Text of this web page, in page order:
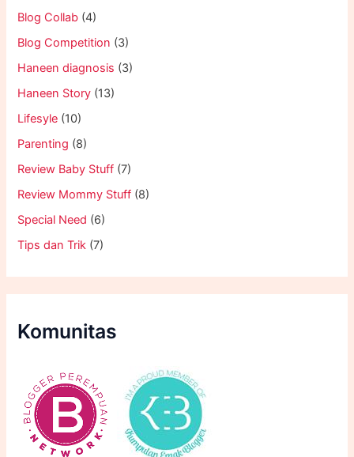
Blog Collab (4)
Blog Competition (3)
Haneen diagnosis (3)
Haneen Story (13)
Lifesyle (10)
Parenting (8)
Review Baby Stuff (7)
Review Mommy Stuff (8)
Special Need (6)
Tips dan Trik (7)
Komunitas